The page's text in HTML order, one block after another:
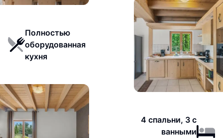
Полностью
оборудованная
кухня
4 спальни, 3 с
ванными